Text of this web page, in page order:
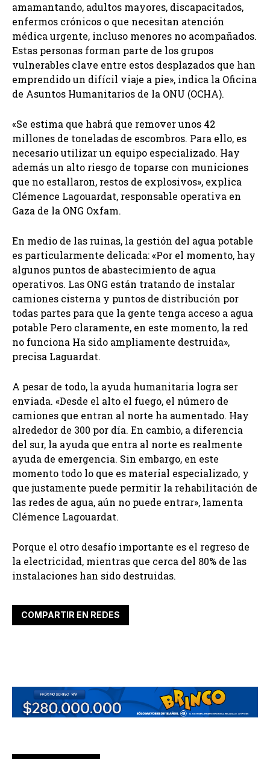
amamantando, adultos mayores, discapacitados,
enfermos crónicos o que necesitan atención
médica urgente, incluso menores no acompañados.
Estas personas forman parte de los grupos
vulnerables clave entre estos desplazados que han
emprendido un difícil viaje a pie», indica la Oficina
de Asuntos Humanitarios de la ONU (OCHA).
«Se estima que habrá que remover unos 42
millones de toneladas de escombros. Para ello, es
necesario utilizar un equipo especializado. Hay
además un alto riesgo de toparse con municiones
que no estallaron, restos de explosivos», explica
Clémence Lagouardat, responsable operativa en
Gaza de la ONG Oxfam.
En medio de las ruinas, la gestión del agua potable
es particularmente delicada: «Por el momento, hay
algunos puntos de abastecimiento de agua
operativos. Las ONG están tratando de instalar
camiones cisterna y puntos de distribución por
todas partes para que la gente tenga acceso a agua
potable Pero claramente, en este momento, la red
no funciona Ha sido ampliamente destruida»,
precisa Laguardat.
A pesar de todo, la ayuda humanitaria logra ser
enviada. «Desde el alto el fuego, el número de
camiones que entran al norte ha aumentado. Hay
alrededor de 300 por día. En cambio, a diferencia
del sur, la ayuda que entra al norte es realmente
ayuda de emergencia. Sin embargo, en este
momento todo lo que es material especializado, y
que justamente puede permitir la rehabilitación de
las redes de agua, aún no puede entrar», lamenta
Clémence Lagouardat.
Porque el otro desafío importante es el regreso de
la electricidad, mientras que cerca del 80% de las
instalaciones han sido destruidas.
COMPARTIR EN REDES